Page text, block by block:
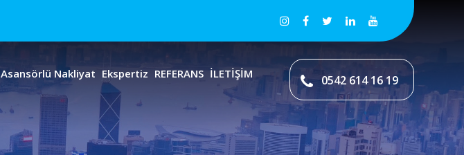
Asansörlü Nakliyat Ekspertiz REFERANS İLETİŞİM 0542 614 16 19